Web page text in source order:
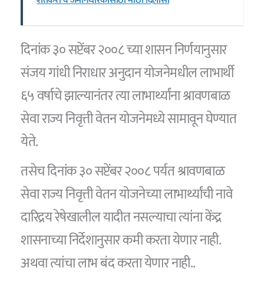
दिनांक ३० सप्टेंबर २००८ च्या शासन निर्णयानुसार
संजय गांधी निराधार अनुदान योजनेमधील लाभार्थी
६५ वर्षाचे झाल्यानंतर त्या लाभार्थ्यांना श्रावणबाळ
सेवा राज्य निवृत्ती वेतन योजनेमध्ये सामावून घेण्यात
येते.
तसेच दिनांक ३० सप्टेंबर २००८ पर्यत श्रावणबाळ
सेवा राज्य निवृत्ती वेतन योजनेच्या लाभार्थ्यांची नावे
दारिद्रय रेषेखालील यादीत नसल्याचा त्यांना केंद्र
शासनाच्या निर्देशानुसार कमी करता येणार नाही.
अथवा त्यांचा लाभ बंद करता येणार नाही..